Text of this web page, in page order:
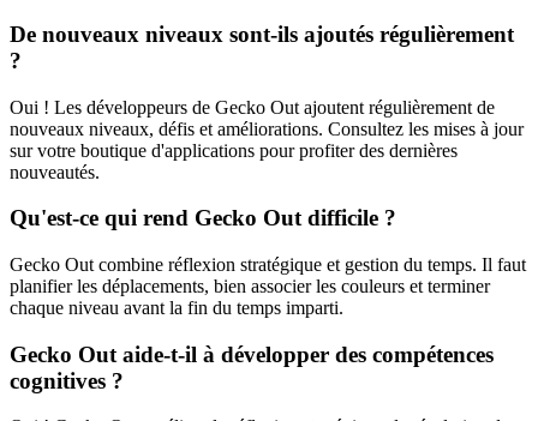
De nouveaux niveaux sont-ils ajoutés régulièrement
?
Oui ! Les développeurs de Gecko Out ajoutent régulièrement de
nouveaux niveaux, défis et améliorations. Consultez les mises à jour
sur votre boutique d'applications pour profiter des dernières
nouveautés.
Qu'est-ce qui rend Gecko Out difficile ?
Gecko Out combine réflexion stratégique et gestion du temps. Il faut
planifier les déplacements, bien associer les couleurs et terminer
chaque niveau avant la fin du temps imparti.
Gecko Out aide-t-il à développer des compétences
cognitives ?